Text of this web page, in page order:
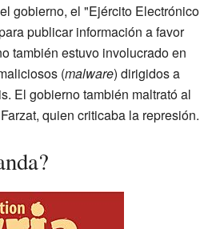
gobierno, el "Ejército Electrónico
publicar información a favor
también estuvo involucrado en
(malware) dirigidos a
El gobierno también maltrató al
quien criticaba la represión.